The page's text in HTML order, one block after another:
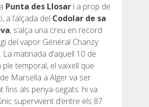
Punta des Llosar i a prop de
a l’alçada del Codolar de sa
, s’alça una creu en record
del vapor Général Chanzy
La matinada d’aquell 10 de
temporal, el vaixell que
Marsella a Alger va ser
fins als penya-segats: hi va
supervivent d’entre els 87